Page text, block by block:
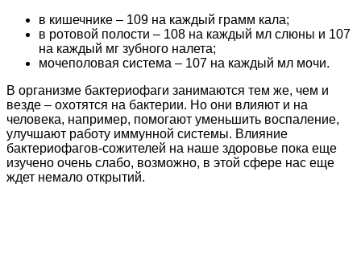
в кишечнике – 109 на каждый грамм кала;
в ротовой полости – 108 на каждый мл слюны и 107
на каждый мг зубного налета;
мочеполовая система – 107 на каждый мл мочи.
В организме бактериофаги занимаются тем же, чем и
везде – охотятся на бактерии. Но они влияют и на
человека, например, помогают уменьшить воспаление,
улучшают работу иммунной системы. Влияние
бактериофагов-сожителей на наше здоровье пока еще
изучено очень слабо, возможно, в этой сфере нас еще
ждет немало открытий.